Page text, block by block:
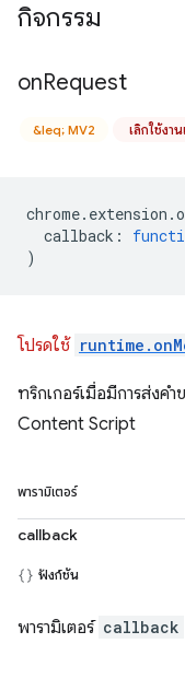
กิจกรรม
onRequest
&leq; MV2 เลิกใช้งา
chrome. extension .
callback :
)
โปรดใช้
ทริกเกอร์เมื่อมีการส่งค
Content Script
พารามิเตอร์
callback
ฟังก์ชัน
พารามิเตอร์ callback